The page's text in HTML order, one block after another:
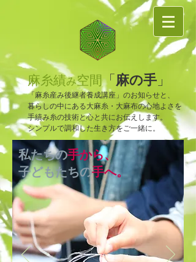
麻糸績み空間「麻の手 」
「麻糸産み後継者養成講座」のお知らせと、
暮らしの中にある大麻糸・大麻布の心地よさを
手績み糸の技術と心と共にお伝えします。
​シンプルで調和した生き方をご一緒に。
私たちの手から、
子どもたちの手へ。